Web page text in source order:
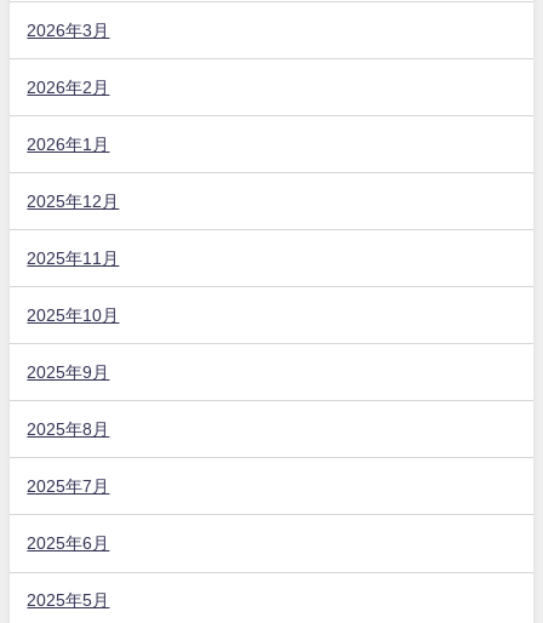
2026年3月
2026年2月
2026年1月
2025年12月
2025年11月
2025年10月
2025年9月
2025年8月
2025年7月
2025年6月
2025年5月